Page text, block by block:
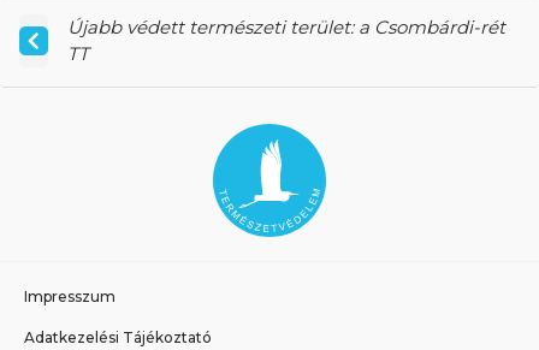
Újabb védett természeti terület: a Csombárdi-rét
TT
Impresszum
Adatkezelési Tájékoztató